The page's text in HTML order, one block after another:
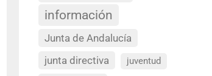
información
Junta de Andalucía
junta directiva
juventud